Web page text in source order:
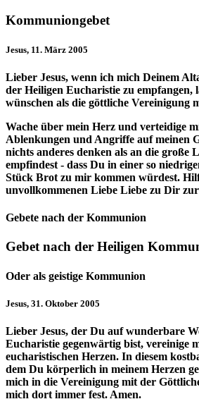
Kommuniongebet
Jesus, 11. März 2005
Lieber Jesus, wenn ich mich Deinem
der Heiligen Eucharistie zu empfangen,
wünschen als die göttliche Vereinigung
Wache über mein Herz und verteidige
Ablenkungen und Angriffe auf meinen
nichts anderes denken als an die große
empfindest - dass Du in einer so
Stück Brot zu mir kommen würdest.
unvollkommenen Liebe Liebe zu Dir
Gebete nach der Kommunion
Gebet nach der Heiligen
Oder als geistige Kommunion
Jesus, 31. Oktober 2005
Lieber Jesus, der Du auf wunderbare
Eucharistie gegenwärtig bist, vereinige
eucharistischen Herzen. In diesem
dem Du körperlich in meinem Herzen
mich in die Vereinigung mit der
mich dort immer fest. Amen.